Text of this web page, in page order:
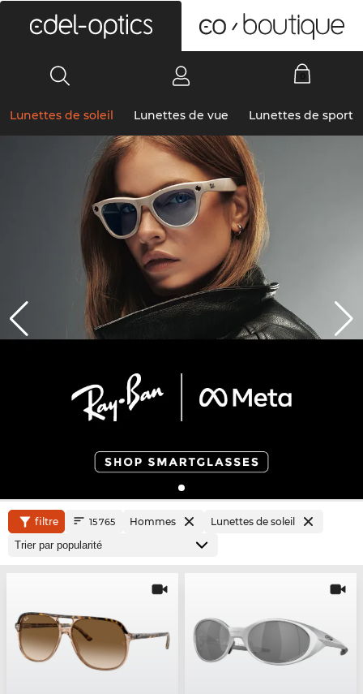
Lunettes de soleil Lunettes de vue Lunettes de sport
filtre 15 765 Hommes Lunettes de soleil